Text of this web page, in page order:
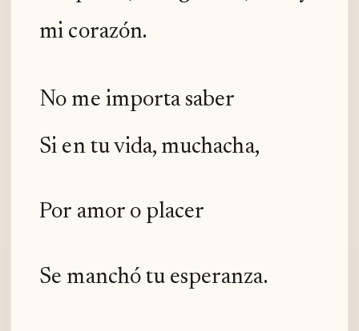
mi corazón.
No me importa saber
Si en tu vida, muchacha,
Por amor o placer
Se manchó tu esperanza.